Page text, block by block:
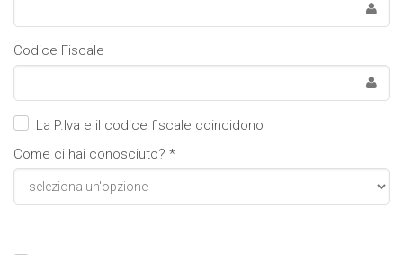
Codice Fiscale
La P.Iva e il codice fiscale coincidono
Come ci hai conosciuto? *